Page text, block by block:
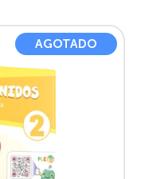
AGOTADO